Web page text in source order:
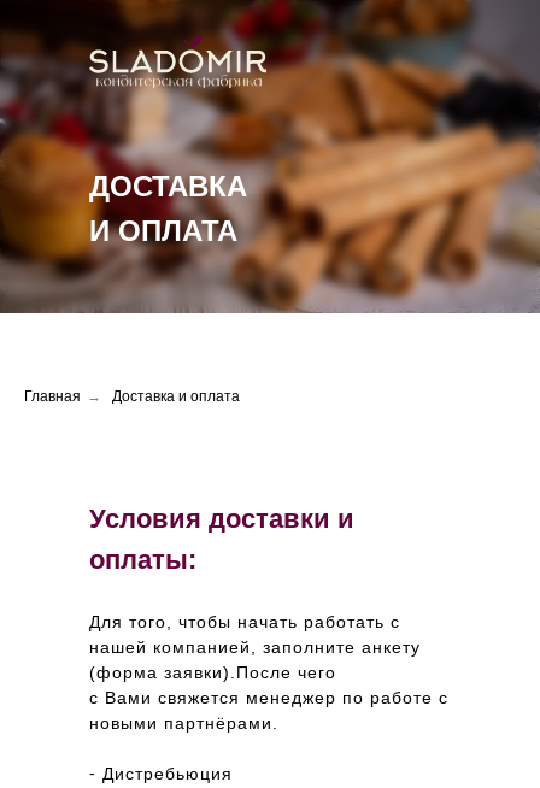
ДОСТАВКА
И ОПЛАТА
Главная → Доставка и оплата
Условия доставки и
оплаты:
Для того, чтобы начать работать с
нашей компанией, заполните анкету
(форма заявки).После чего
с Вами свяжется менеджер по работе с
новыми партнёрами.
⁃ Дистребьюция